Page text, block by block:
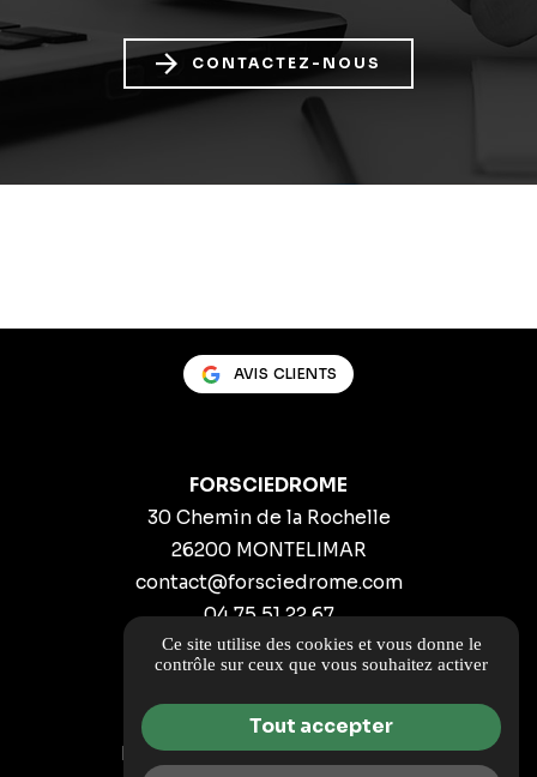
CONTACTEZ-NOUS
AVIS CLIENTS
FORSCIEDROME
30 Chemin de la Rochelle
26200 MONTELIMAR
contact@forsciedrome.com
04 75 51 22 67
ITINÉRAIRE
Guide local
Informations complémentaires
Ce site utilise des cookies et vous donne le
contrôle sur ceux que vous souhaitez activer
Tout accepter